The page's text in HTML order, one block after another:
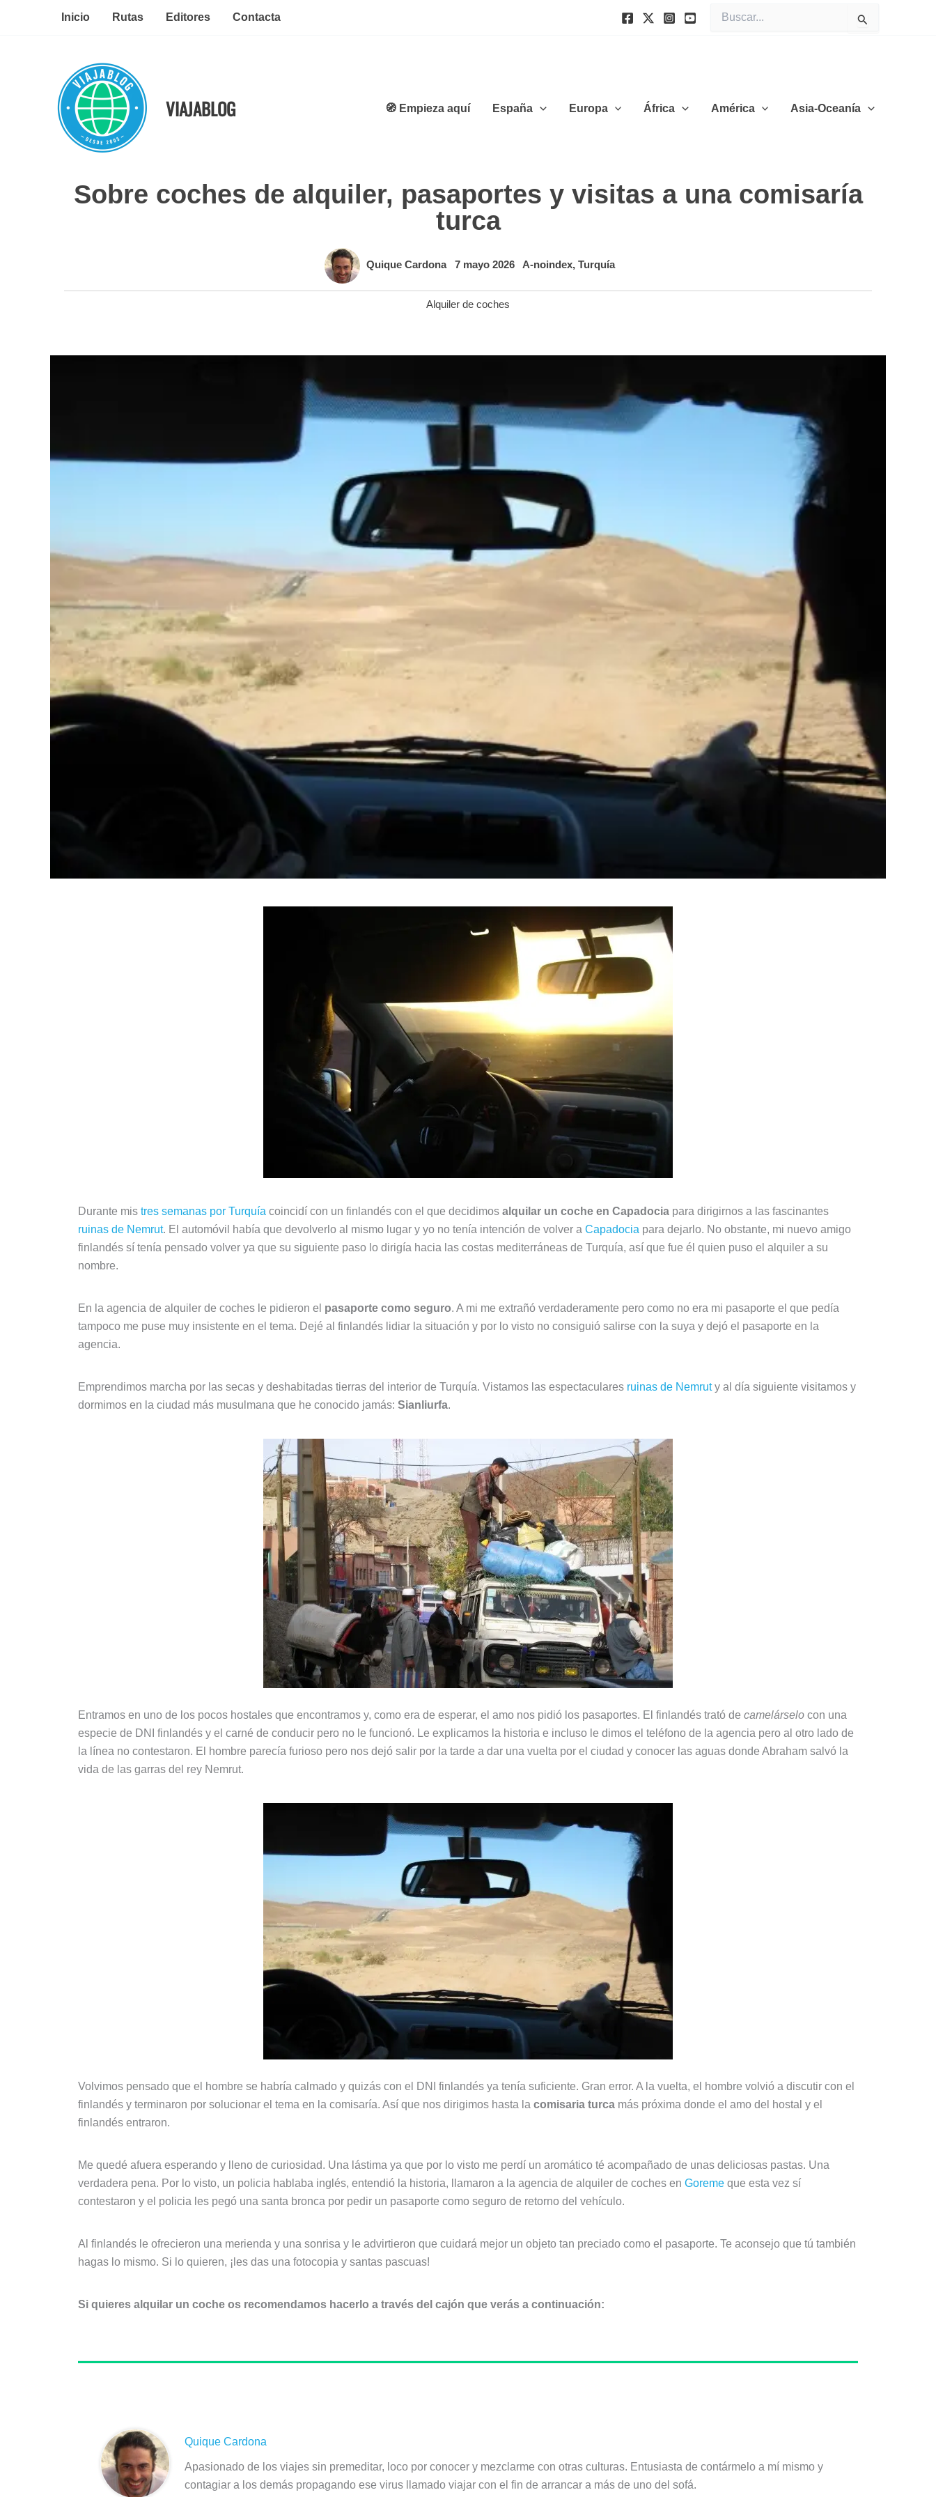
Inicio Rutas Editores Contacta
por:
VIAJABLOG 🧭 Empieza aquí España Europa África América Asia-Oceanía
Sobre coches de alquiler, pasaportes y visitas a una comisaría
turca
Quique Cardona 7 mayo 2026 A-noindex, Turquía
Alquiler de coches
Durante mis tres semanas por Turquía coincidí con un finlandés con el que decidimos alquilar un coche en Capadocia para dirigirnos a las fascinantes
ruinas de Nemrut. El automóvil había que devolverlo al mismo lugar y yo no tenía intención de volver a Capadocia para dejarlo. No obstante, mi nuevo amigo
finlandés sí tenía pensado volver ya que su siguiente paso lo dirigía hacia las costas mediterráneas de Turquía, así que fue él quien puso el alquiler a su
nombre.
En la agencia de alquiler de coches le pidieron el pasaporte como seguro. A mi me extrañó verdaderamente pero como no era mi pasaporte el que pedía
tampoco me puse muy insistente en el tema. Dejé al finlandés lidiar la situación y por lo visto no consiguió salirse con la suya y dejó el pasaporte en la
agencia.
Emprendimos marcha por las secas y deshabitadas tierras del interior de Turquía. Vistamos las espectaculares ruinas de Nemruty al día siguiente visitamos y
dormimos en la ciudad más musulmana que he conocido jamás: Sianliurfa.
Entramos en uno de los pocos hostales que encontramos y, como era de esperar, el amo nos pidió los pasaportes. El finlandés trató de camelárselo con una
especie de DNI finlandés y el carné de conducir pero no le funcionó. Le explicamos la historia e incluso le dimos el teléfono de la agencia pero al otro lado de
la línea no contestaron. El hombre parecía furioso pero nos dejó salir por la tarde a dar una vuelta por el ciudad y conocer las aguas donde Abraham salvó la
vida de las garras del rey Nemrut.
Volvimos pensado que el hombre se habría calmado y quizás con el DNI finlandés ya tenía suficiente. Gran error. A la vuelta, el hombre volvió a discutir con el
finlandés y terminaron por solucionar el tema en la comisaría. Así que nos dirigimos hasta la comisaria turca más próxima donde el amo del hostal y el
finlandés entraron.
Me quedé afuera esperando y lleno de curiosidad. Una lástima ya que por lo visto me perdí un aromático té acompañado de unas deliciosas pastas. Una
verdadera pena. Por lo visto, un policia hablaba inglés, entendió la historia, llamaron a la agencia de alquiler de coches en Goreme que esta vez sí
contestaron y el policia les pegó una santa bronca por pedir un pasaporte como seguro de retorno del vehículo.
Al finlandés le ofrecieron una merienda y una sonrisa y le advirtieron que cuidará mejor un objeto tan preciado como el pasaporte. Te aconsejo que tú también
hagas lo mismo. Si lo quieren, ¡les das una fotocopia y santas pascuas!
Si quieres alquilar un coche os recomendamos hacerlo a través del cajón que verás a continuación:
Quique Cardona
Apasionado de los viajes sin premeditar, loco por conocer y mezclarme con otras culturas. Entusiasta de contármelo a mí mismo y
contagiar a los demás propagando ese virus llamado viajar con el fin de arrancar a más de uno del sofá.